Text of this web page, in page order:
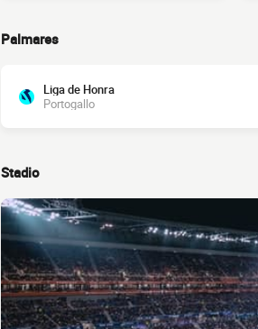
Palmares
Liga de Honra
Portogallo
Stadio